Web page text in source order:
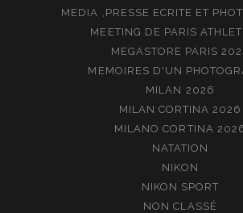
MEDIA ,PRESSE ECRITE ET
MEETING DE PARIS
MEGASTORE PARIS
MEMOIRES D'UN
MILAN 2026
MILAN CORTINA 2026
MILANO CORTINA
NATATION
NIKON
NIKON SPORT
NON CLASSÉ